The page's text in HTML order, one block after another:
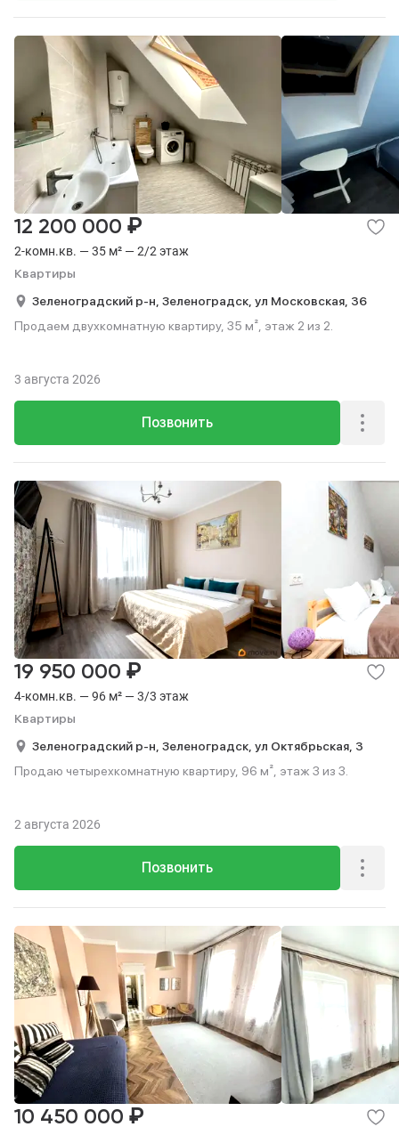
2-комн.кв. — 35 м² — 2/2 этаж
Квартиры
12 200 000 ₽
Зеленоградский р-н, Зеленоградск, ул Московская, 36
Продаем двухкомнатную квартиру, 35 м², этаж 2 из 2.
Позвонить
3 августа 2026
4-комн.кв. — 96 м² — 3/3 этаж
Квартиры
19 950 000 ₽
Зеленоградский р-н, Зеленоградск, ул Октябрьская, 3
Продаю четырехкомнатную квартиру, 96 м², этаж 3 из 3.
Позвонить
2 августа 2026
10 450 000 ₽